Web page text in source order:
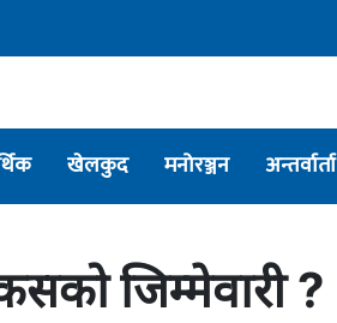
खेलकुद मनोरञ्जन अन्तर्वार्ता
जिम्मेवारी ?